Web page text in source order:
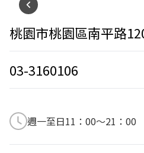
桃園市桃園區南平路
03-3160106
週一至日11：00～21：00